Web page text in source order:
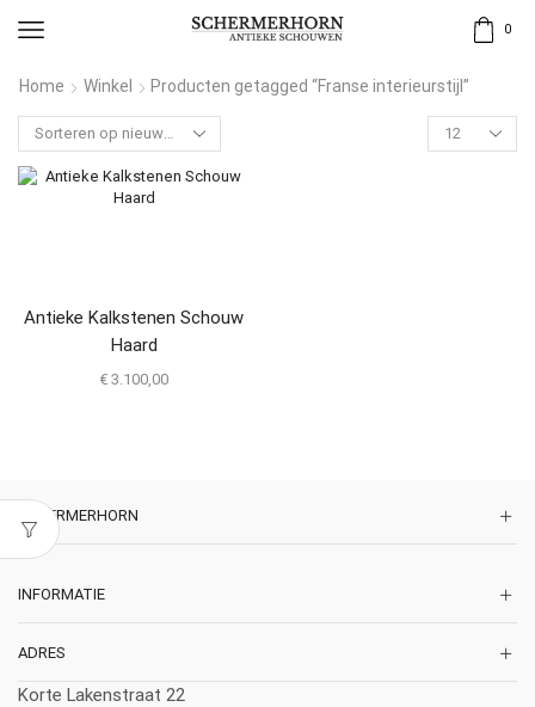
0
Home Winkel Producten getagged “Franse interieurstijl”
Antieke Kalkstenen Schouw
Haard
€ 3.100,00
SCHERMERHORN
INFORMATIE
ADRES
Korte Lakenstraat 22